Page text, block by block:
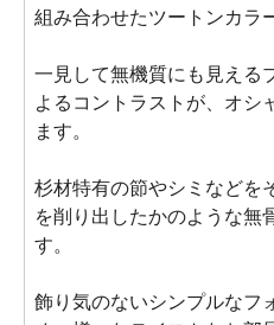
組み合わせたツートンカラ
一見して無機質にも見える
よるコントラストが、オシ
ます。
杉材特有の節やシミなどを
を削り出したかのような無
す。
飾り気のないシンプルなフ